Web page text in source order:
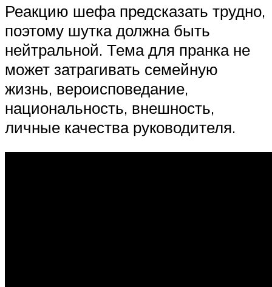
Реакцию шефа предсказать трудно,
поэтому шутка должна быть
нейтральной. Тема для пранка не
может затрагивать семейную
жизнь, вероисповедание,
национальность, внешность,
личные качества руководителя.